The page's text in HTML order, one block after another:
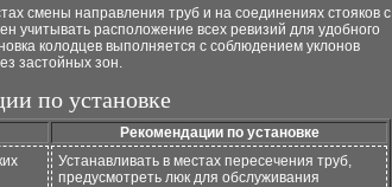
смены направления труб и на соединениях стояков с
учитывать расположение всех ревизий для удобного
колодцев выполняется с соблюдением уклонов
застойных зон.
по установке
Рекомендации по установке
Устанавливать в местах пересечения труб,
предусмотреть люк для обслуживания